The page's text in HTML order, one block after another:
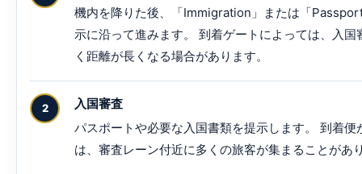
機内を降りた後、「Immigration」または「
示に沿って進みます。 到着ゲートによっては、入国
く距離が長くなる場合があります。
入国審査
パスポートや必要な入国書類を提示します。 到着便
は、審査レーン付近に多くの旅客が集まることがあ